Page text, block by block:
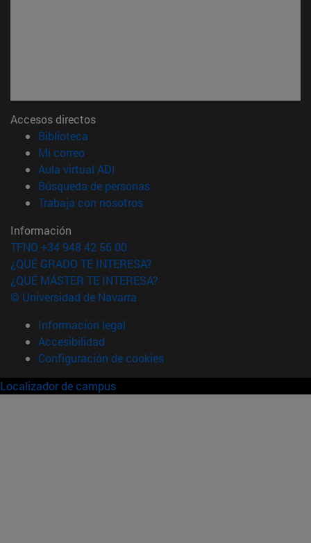
Accesos directos
Biblioteca
Mi correo(abre en nueva ventana)
Aula virtual ADI
Búsqueda de personas(abre en nueva ventana)
Trabaja con nosotros(abre en nueva ventana)
Información
TFNO +34 948 42 56 00
¿QUÉ GRADO TE INTERESA?
¿QUÉ MÁSTER TE INTERESA?
© Universidad de Navarra
Información legal
Accesibilidad
Configuración de cookies
Localizador de campus